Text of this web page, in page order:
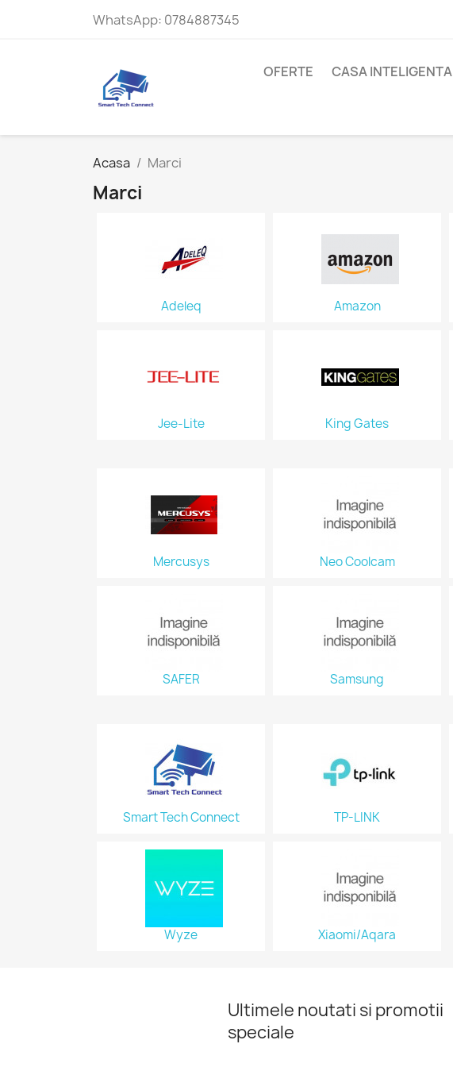
WhatsApp: 0784887345
OFERTE CASA INTELIGENTA
Acasa Marci
Marci
Adeleq Amazon
Jee-Lite King Gates
Mercusys Neo Coolcam
SAFER Samsung
Smart Tech Connect TP-LINK
Wyze Xiaomi/Aqara
Ultimele noutati si promotii
speciale